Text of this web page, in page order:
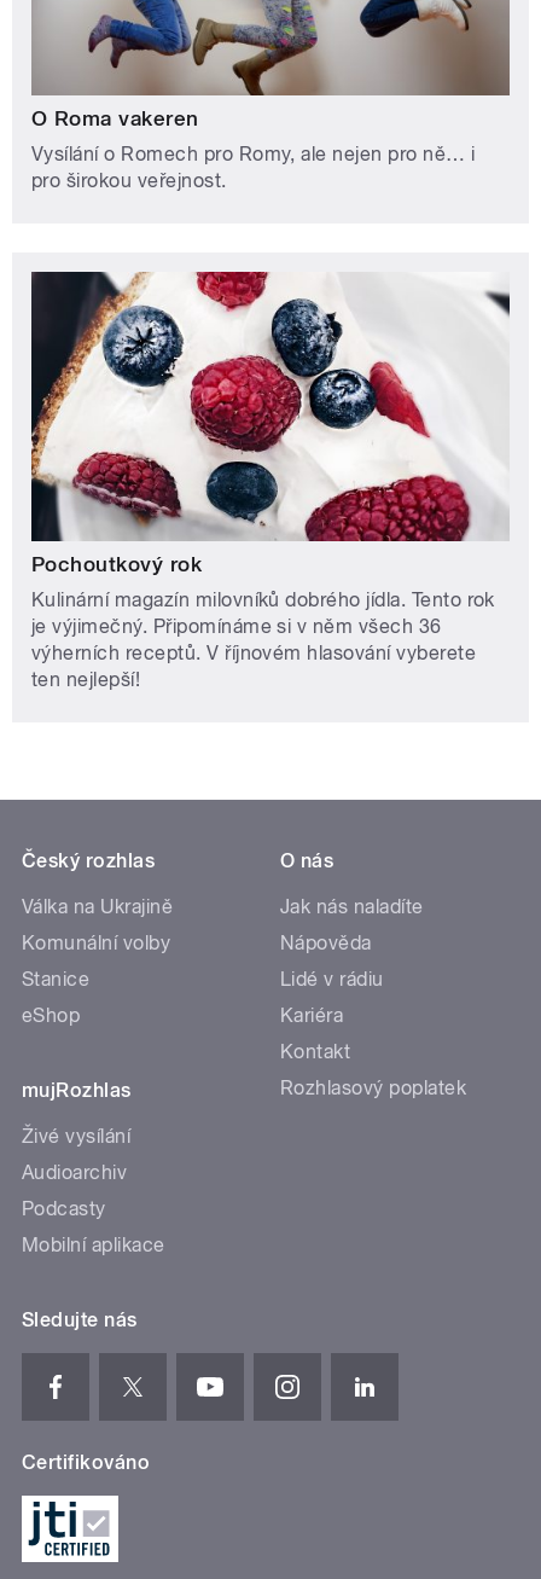
O Roma vakeren
Vysílání o Romech pro Romy, ale nejen pro ně… i
pro širokou veřejnost.
Pochoutkový rok
Kulinární magazín milovníků dobrého jídla. Tento rok
je výjimečný. Připomínáme si v něm všech 36
výherních receptů. V říjnovém hlasování vyberete
ten nejlepší!
Český rozhlas
Válka na Ukrajině
Komunální volby
Stanice
eShop
mujRozhlas
Živé vysílání
Audioarchiv
Podcasty
Mobilní aplikace
O nás
Jak nás naladíte
Nápověda
Lidé v rádiu
Kariéra
Kontakt
Rozhlasový poplatek
Sledujte nás
Certifikováno